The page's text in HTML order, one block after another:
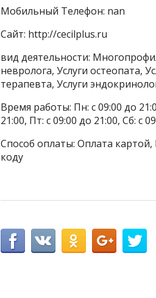
Мобильный Телефон: nan
Сайт: http://cecilplus.ru
вид деятельности:
невролога, Услуги остеопата,
терапевта, Услуги
Время работы: Пн: с 09:00 до
21:00, Пт: с 09:00 до 21:00, Сб: с
Способ оплаты: Оплата
коду